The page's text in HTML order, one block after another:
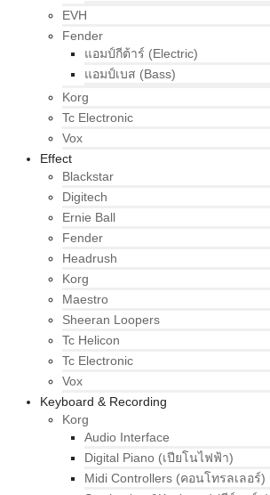
EVH
Fender
แอมป์กีต้าร์ (Electric)
แอมป์เบส (Bass)
Korg
Tc Electronic
Vox
Effect
Blackstar
Digitech
Ernie Ball
Fender
Headrush
Korg
Maestro
Sheeran Loopers
Tc Helicon
Tc Electronic
Vox
Keyboard & Recording
Korg
Audio Interface
Digital Piano (เปียโนไฟฟ้า)
Midi Controllers (คอนโทรลเลอร์)